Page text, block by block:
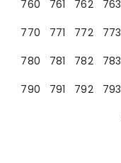
760
761 762 763
770
771 772 773
780
781 782 783
790
791 792 793